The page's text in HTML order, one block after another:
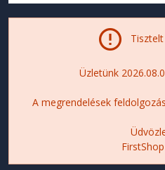
Üzletünk
A megrendelések